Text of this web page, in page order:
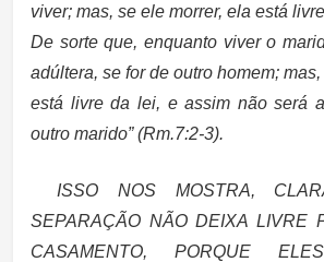
viver; mas, se ele morrer, ela está
De sorte que, enquanto viver o
adúltera, se for de outro homem;
está livre da lei, e assim não será
outro marido” (Rm.7:2-3).
ISSO NOS MOSTRA,
SEPARAÇÃO NÃO DEIXA LIVRE
CASAMENTO, PORQUE